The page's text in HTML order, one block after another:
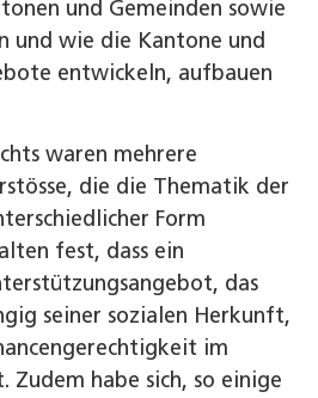
und Gemeinden sowie
und wie die Kantone und
entwickeln, aufbauen
waren mehrere
die die Thematik der
Form
fest, dass ein
das
seiner sozialen Herkunft,
im
habe sich, so einige